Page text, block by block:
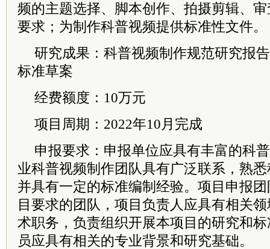
频的主题选择、脚本创作、拍摄剪辑、
要求；为制作科普视频提供标准性文件。
研究成果：科普视频制作规范研究报
标准草案
经费额度：10万元
项目周期：2022年10月完成
申报要求：申报单位应具有丰富的科
业科普视频制作团队具有广泛联系，熟
并具有一定的标准编制经验。项目申报
目要求的团队，项目负责人应具有相关
术职务，负责组织开展本项目的研究和
员应具有相关的专业背景和研究基础。